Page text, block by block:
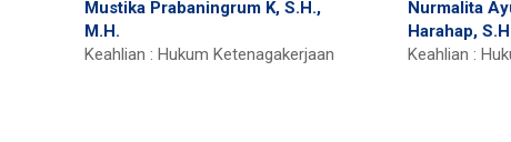
Mustika Prabaningrum K, S.H.,
M.H.
Keahlian : Hukum Ketenagakerjaan
Nurmalita
Harahap,
Keahlian :